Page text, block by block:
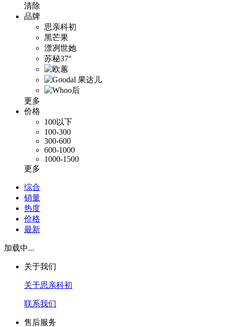
清除
品牌
思亲科初
黑芒果
漂冽世她
苏秘37°
更多
价格
100以下
100-300
300-600
600-1000
1000-1500
更多
综合
销量
热度
价格
最新
加载中...
关于我们
关于思亲科初
联系我们
售后服务